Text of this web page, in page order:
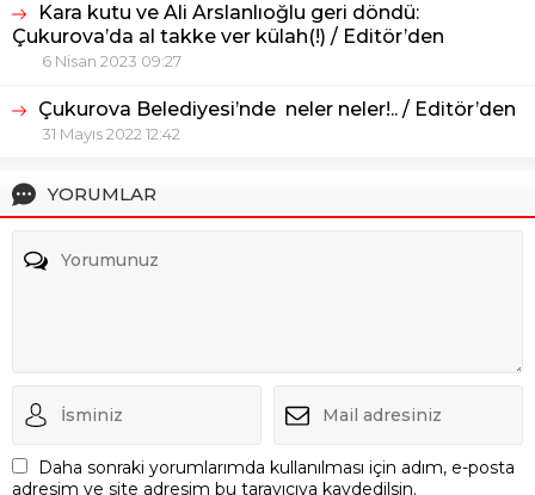
Kara kutu ve Ali Arslanlıoğlu geri döndü:
Çukurova’da al takke ver külah(!) / Editör’den
6 Nisan 2023 09:27
Çukurova Belediyesi’nde neler neler!.. / Editör’den
31 Mayıs 2022 12:42
YORUMLAR
Daha sonraki yorumlarımda kullanılması için adım, e-posta
adresim ve site adresim bu tarayıcıya kaydedilsin.